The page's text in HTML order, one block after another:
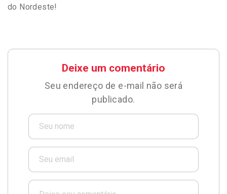
do Nordeste!
Deixe um comentário
Seu endereço de e-mail não será
publicado.